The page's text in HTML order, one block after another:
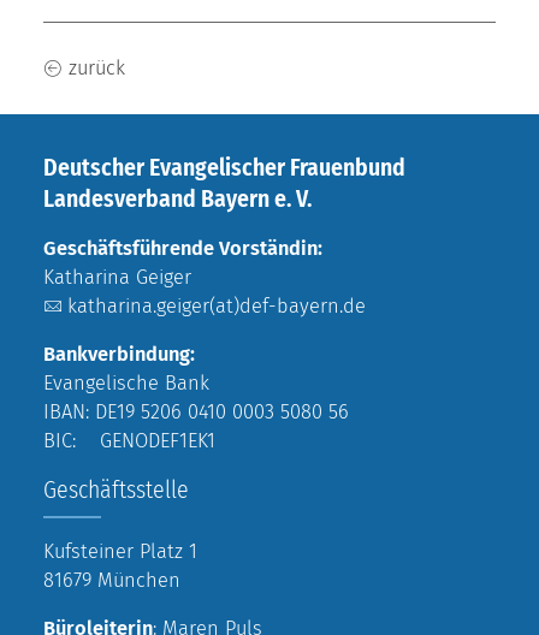
zurück
Deutscher Evangelischer Frauenbund
Landesverband Bayern e. V.
Geschäftsführende Vorständin:
Katharina Geiger
katharina.geiger(at)def-bayern.de
Bankverbindung:
Evangelische Bank
IBAN: DE19 5206 0410 0003 5080 56
BIC: GENODEF1EK1
Geschäftsstelle
Kufsteiner Platz 1
81679 München
Büroleiterin: Maren Puls